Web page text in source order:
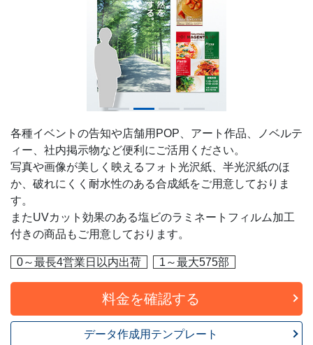
各種イベントの告知や店舗用POP、アート作品、ノベルテ
ィー、社内掲示物など便利にご活用ください。
写真や画像が美しく映えるフォト光沢紙、半光沢紙のほ
か、破れにくく耐水性のある合成紙をご用意しておりま
す。
またUVカット効果のある塩ビのラミネートフィルム加工
付きの商品もご用意しております。
0～最長4営業日以内出荷 1～最大575部
料金を確認する
データ作成用テンプレート